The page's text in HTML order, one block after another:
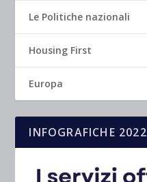
Le Politiche nazionali
Housing First
Europa
INFOGRAFICHE 2022